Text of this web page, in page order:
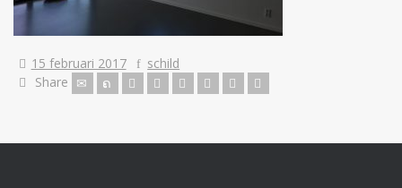
15 februari 2017
schild
Share